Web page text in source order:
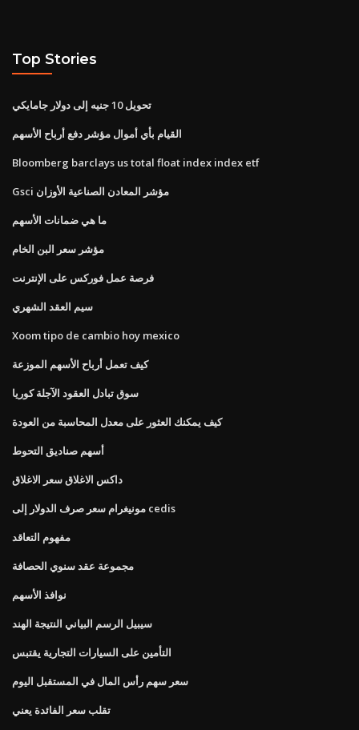
Top Stories
تحويل 10 جنيه إلى دولار جامايكي
القيام بأي أموال مؤشر دفع أرباح الأسهم
Bloomberg barclays us total float index index etf
Gsci مؤشر المعادن الصناعية الأوزان
ما هي ضمانات الأسهم
مؤشر سعر البن الخام
فرصة عمل فوركس على الإنترنت
سيم العقد الشهري
Xoom tipo de cambio hoy mexico
كيف تعمل أرباح الأسهم الموزعة
سوق تبادل العقود الآجلة كوريا
كيف يمكنك العثور على معدل المحاسبة من العودة
أسهم صناديق التحوط
داكس الاغلاق سعر الاغلاق
مونيغرام سعر صرف الدولار إلى cedis
مفهوم التعاقد
مجموعة عقد سنوي الحصافة
نوافذ الأسهم
سيبيل الرسم البياني النتيجة الهند
التأمين على السيارات التجارية يقتبس
سعر سهم رأس المال في المستقبل اليوم
تقلب سعر الفائدة يعني